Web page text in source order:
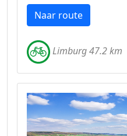
Naar route
Limburg 47.2 km